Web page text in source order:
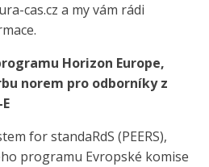
cas.cz a my vám rádi
Horizon Europe,
norem pro odborníky z
for standaRdS (PEERS),
programu Evropské komise